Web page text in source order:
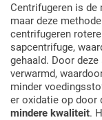
Centrifugeren is de
maar deze
centrifugeren
sapcentrifuge,
gehaald. Door
verwarmd,
minder
er oxidatie op door
mindere kwaliteit.